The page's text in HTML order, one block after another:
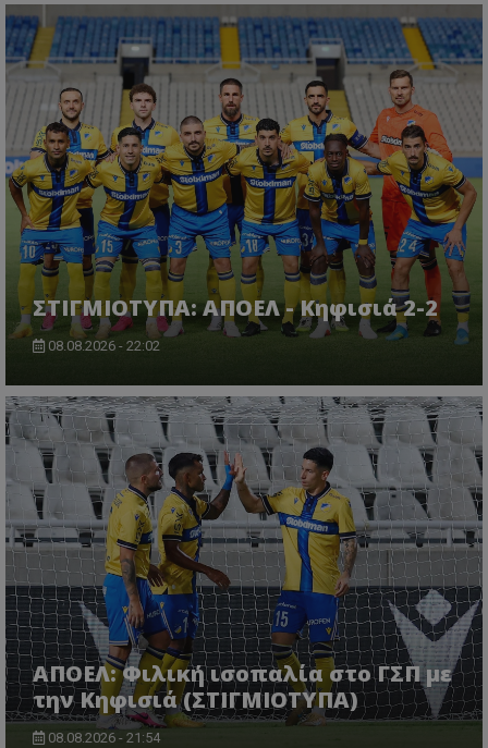
ΣΤΙΓΜΙΟΤΥΠΑ: ΑΠΟΕΛ - Κηφισιά 2-2
08.08.2026 - 22:02
ΑΠΟΕΛ: Φιλική ισοπαλία στο ΓΣΠ με
την Κηφισιά (ΣΤΙΓΜΙΟΤΥΠΑ)
08.08.2026 - 21:54